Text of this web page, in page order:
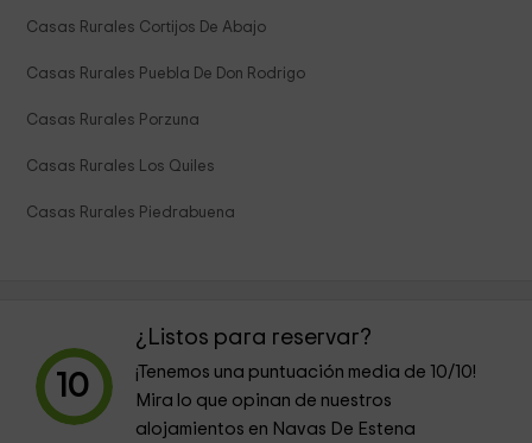
Casas Rurales Cortijos De Abajo
Casas Rurales Puebla De Don Rodrigo
Casas Rurales Porzuna
Casas Rurales Los Quiles
Casas Rurales Piedrabuena
10
¿Listos para reservar?
¡Tenemos una puntuación media de 10/10!
Mira lo que opinan de nuestros
alojamientos en Navas De Estena